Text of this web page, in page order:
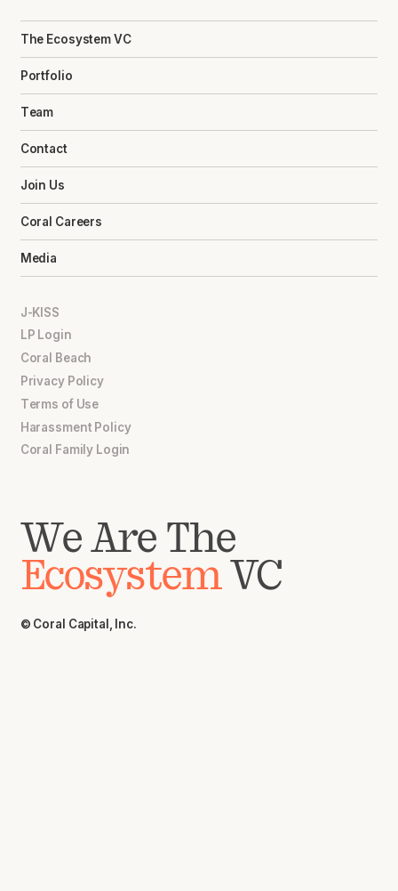
The Ecosystem VC
Portfolio
Team
Contact
Join Us
Coral Careers
Media
J-KISS
LP Login
Coral Beach
Privacy Policy
Terms of Use
Harassment Policy
Coral Family Login
We Are The
EcosystemVC
© Coral Capital, Inc.